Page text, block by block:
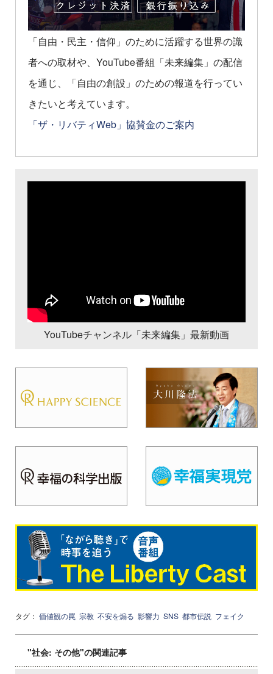
「自由・民主・信仰」のために活躍する世界の識
者への取材や、YouTube番組「未来編集」の配信
を通じ、「自由の創設」のための報道を行ってい
きたいと考えています。
「ザ・リバティWeb」協賛金のご案内
YouTubeチャンネル「未来編集」最新動画
タグ： 価値観の罠 宗教 不安を煽る 影響力 SNS 都市伝説 フェイク
"社会: その他"の関連記事